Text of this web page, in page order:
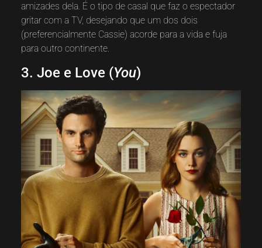
amizades dela. É o tipo de casal que faz o espectador
gritar com a TV, desejando que um dos dois
(preferencialmente Cassie) acorde para a vida e fuja
para outro continente.
3. Joe e Love (You)